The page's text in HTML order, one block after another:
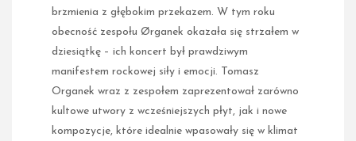
brzmienia z głębokim przekazem. W tym roku
obecność zespołu Ørganek okazała się strzałem w
dziesiątkę – ich koncert był prawdziwym
manifestem rockowej siły i emocji. Tomasz
Organek wraz z zespołem zaprezentował zarówno
kultowe utwory z wcześniejszych płyt, jak i nowe
kompozycje, które idealnie wpasowały się w klimat